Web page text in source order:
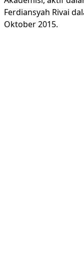
Ferdiansyah Rivai
Oktober 2015.